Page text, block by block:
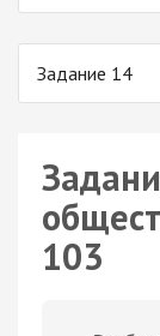
Задание 14
103